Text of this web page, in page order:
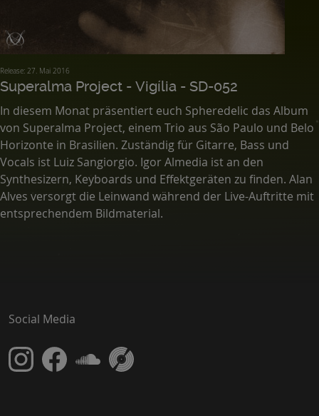
Release: 27. Mai 2016
Superalma Project - Vigília - SD-052
In diesem Monat präsentiert euch Spheredelic das Album
von Superalma Project, einem Trio aus São Paulo und Belo
Horizonte in Brasilien. Zuständig für Gitarre, Bass und
Vocals ist Luiz Sangiorgio. Igor Almedia ist an den
Synthesizern, Keyboards und Effektgeräten zu finden. Alan
Alves versorgt die Leinwand während der Live-Auftritte mit
entsprechendem Bildmaterial.
Social Media